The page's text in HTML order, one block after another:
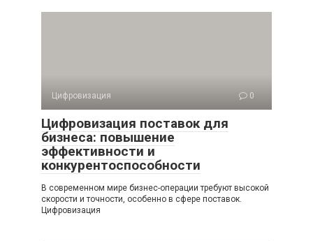
Цифровизация 0
Цифровизация поставок для
бизнеса: повышение
эффективности и
конкурентоспособности
В современном мире бизнес-операции требуют высокой
скорости и точности, особенно в сфере поставок.
Цифровизация